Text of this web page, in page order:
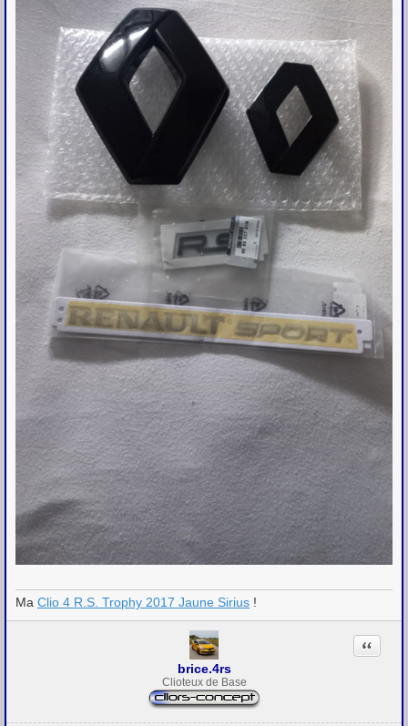
Ma Clio 4 R.S. Trophy 2017 Jaune Sirius !
brice.4rs
Clioteux de Base
Citation